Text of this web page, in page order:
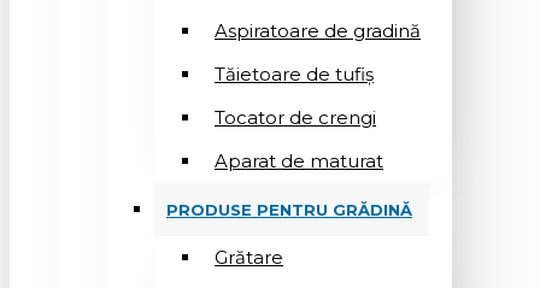
Aspiratoare de gradină
Tăietoare de tufiș
Tocator de crengi
Aparat de maturat
PRODUSE PENTRU GRĂDINĂ
Grătare